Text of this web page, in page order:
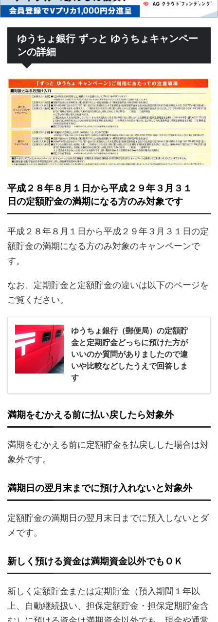
ゆうちょ銀行 ずっと ゆうちょキャンペー
ンの詳細
平成２８年８月１日から平成２９年３月３１
日の定額貯金の満期になる方のみ対象です
平成２８年８月１日から平成２９年３月３１日の定
額貯金の満期になる方のみ対象のキャンペーンで
す。
なお、定期貯金と定額貯金の違いは以下のページを
ご覧ください。
ゆうちょ銀行（郵便局）の定額貯
金と定期貯金どっちに預けた方が
いいのか質問がありましたので違
いや比較などしたうえで回答しま
す
満期をむかえる前に払い戻したら対象外
満期をむかえる前に定額貯金を払戻しした場合は対
象外です。
満期日の翌月末までに預け入れないと対象外
定額貯金の満期日の翌月末日までに預入しないとダ
メです。
新しく預ける資金は満期資金以外でもＯＫ
新しく定額貯金または定期貯金（預入期間１年以
上、自動継続扱い、担保定額貯金・担保定期貯金含